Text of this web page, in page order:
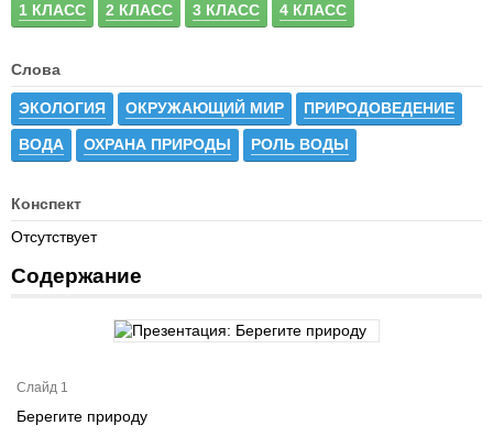
1 КЛАСС 2 КЛАСС 3 КЛАСС 4 КЛАСС
Слова
ЭКОЛОГИЯ ОКРУЖАЮЩИЙ МИР ПРИРОДОВЕДЕНИЕ
ВОДА ОХРАНА ПРИРОДЫ РОЛЬ ВОДЫ
Конспект
Отсутствует
Содержание
Слайд 1
Берегите природу